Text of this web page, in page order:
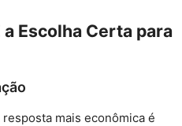
Escolha Certa para
mais econômica é